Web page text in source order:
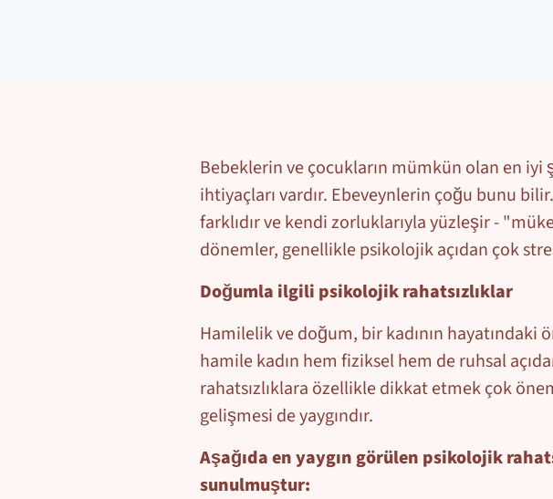
Bebeklerin ve çocukların mümkün olan en
ihtiyaçları vardır. Ebeveynlerin çoğu bunu
farklıdır ve kendi zorluklarıyla yüzleşir -
dönemler, genellikle psikolojik açıdan çok
Doğumla ilgili psikolojik rahatsızlıklar
Hamilelik ve doğum, bir kadının hayatındaki
hamile kadın hem fiziksel hem de ruhsal
rahatsızlıklara özellikle dikkat etmek çok
gelişmesi de yaygındır.
Aşağıda en yaygın görülen psikolojik
sunulmuştur: